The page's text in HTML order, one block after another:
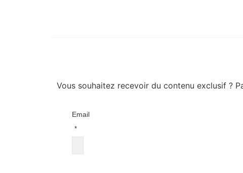
Vous souhaitez recevoir du contenu exclusif ?
Email
*